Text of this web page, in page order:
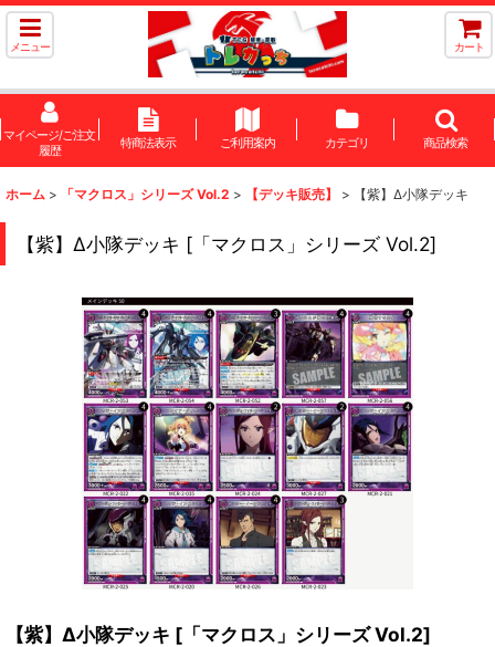
メニュー カート
マイページ/ご注文
履歴
特商法表示 ご利用案内 カテゴリ 商品検索
ホーム > 「マクロス」シリーズ Vol.2 > 【デッキ販売】 > 【紫】Δ小隊デッキ
【紫】Δ小隊デッキ [ 「マクロス」シリーズ Vol.2]
【紫】Δ小隊デッキ [ 「マクロス」シリーズ Vol.2]